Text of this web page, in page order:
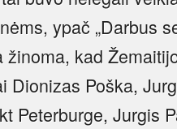
ypač „Darbus
žinoma, kad
Dionizas Poška,
Peterburge, Jurgis